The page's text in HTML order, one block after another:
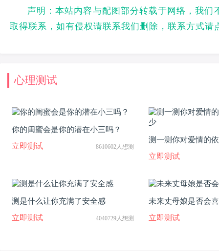
声明：本站内容与配图部分转载于网络，我
取得联系，如有侵权请联系我们删除，联系方式请
心理测试
你的闺蜜会是你的潜在小三吗？
立即测试
8610602人想测
测一测你对爱情的
立即测试
测是什么让你充满了安全感
立即测试
4040729人想测
未来丈母娘是否会
立即测试